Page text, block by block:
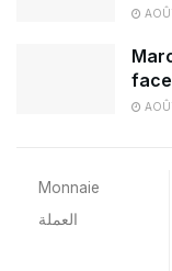
Monnaie
العملة